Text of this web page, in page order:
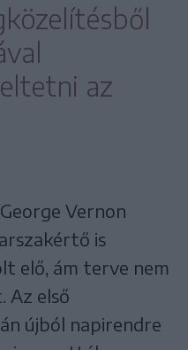
az
Vernon
is
elő, ám terve nem
Az első
újból napirendre